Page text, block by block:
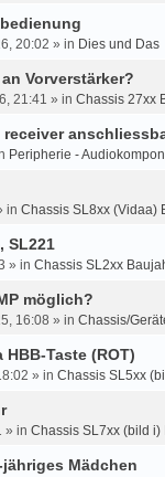
20:02 » in Dies und Das
Vorverstärker?
21:41 » in Chassis 27xx
Peripherie -
in Chassis SL8xx (Vidaa)
SL221
» in Chassis SL2xx
möglich?
16:08 » in Chassis/
Taste (ROT)
» in Chassis SL5xx
» in Chassis SL7xx (bild i)
Mädchen